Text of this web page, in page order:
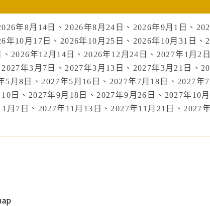
年8月14日、2026年8月24日、2026年9月1日、
10月17日、2026年10月25日、2026年10月31日、
2026年12月14日、2026年12月24日、2027年1月2
年3月7日、2027年3月13日、2027年3月21日、
月8日、2027年5月16日、2027年7月18日、2027年
日、2027年9月18日、2027年9月26日、2027年10
月7日、2027年11月13日、2027年11月21日、2027